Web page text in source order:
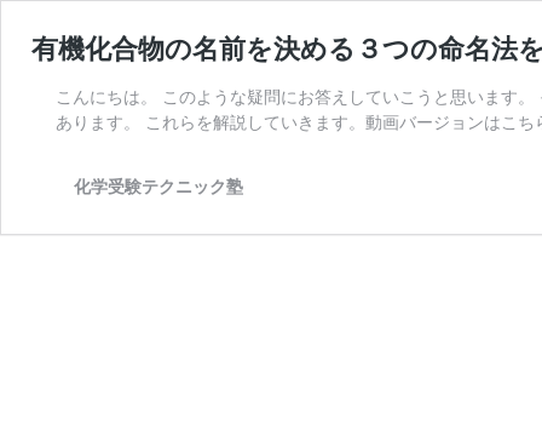
有機化合物の名前を決める３つの命名法
こんにちは。 このような疑問にお答えしていこうと思います
あります。 これらを解説していきます。動画バージョンはこ
化学受験テクニック塾